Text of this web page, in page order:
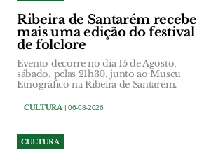
Ribeira de Santarém recebe
mais uma edição do festival
de folclore
Evento decorre no dia 15 de Agosto,
sábado, pelas 21h30, junto ao Museu
Etnográfico na Ribeira de Santarém.
CULTURA| 06-08-2026
CULTURA